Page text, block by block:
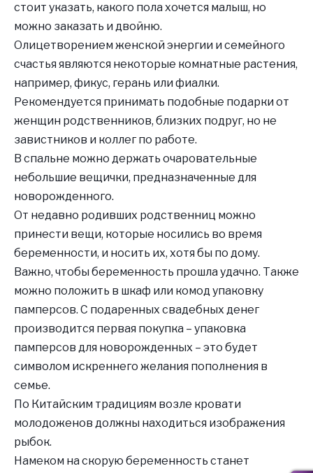
стоит указать, какого пола хочется малыш, но
можно заказать и двойню.
Олицетворением женской энергии и семейного
счастья являются некоторые комнатные растения,
например, фикус, герань или фиалки.
Рекомендуется принимать подобные подарки от
женщин родственников, близких подруг, но не
завистников и коллег по работе.
В спальне можно держать очаровательные
небольшие вещички, предназначенные для
новорожденного.
От недавно родивших родственниц можно
принести вещи, которые носились во время
беременности, и носить их, хотя бы по дому.
Важно, чтобы беременность прошла удачно. Также
можно положить в шкаф или комод упаковку
памперсов. С подаренных свадебных денег
производится первая покупка – упаковка
памперсов для новорожденных – это будет
символом искреннего желания пополнения в
семье.
По Китайским традициям возле кровати
молодоженов должны находиться изображения
рыбок.
Намеком на скорую беременность станет